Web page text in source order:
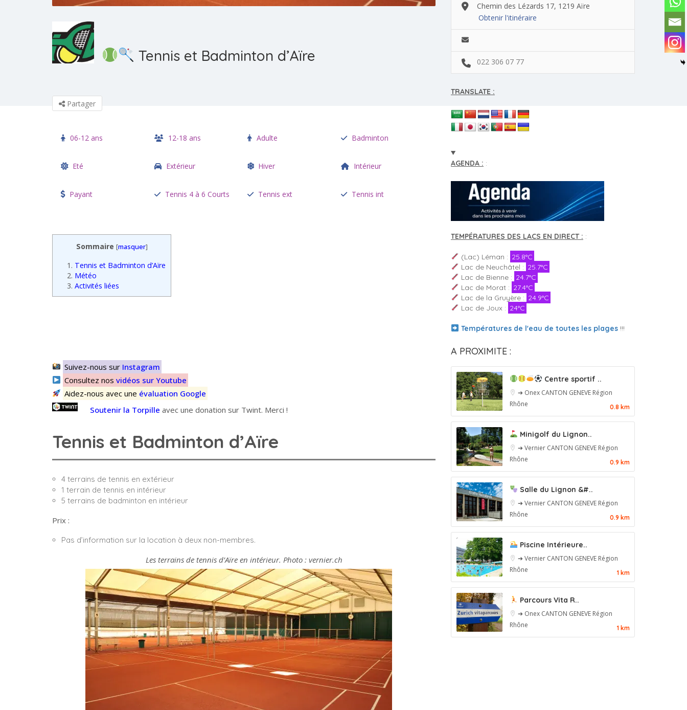
Tennis et Badminton d’Aïre
Partager
06-12 ans 12-18 ans Adulte Badminton
Eté Extérieur Hiver Intérieur
Payant Tennis 4 à 6 Courts Tennis ext Tennis int
Sommaire [masquer]
1. Tennis et Badminton d’Aïre
2. Météo
3. Activités liées
Suivez-nous sur Instagram
Consultez nosvidéos sur Youtube
Aidez-nous avec une évaluation Google
Soutenir la Torpille avec une donation sur Twint. Merci !
Tennis et Badminton d’Aïre
4 terrains de tennis en extérieur
1 terrain de tennis en intérieur
5 terrains de badminton en intérieur
Prix :
Pas d’information sur la location à deux non-membres.
Les terrains de tennis d’Aïre en intérieur. Photo : vernier.ch
Chemin des Lézards 17, 1219 Aïre
Obtenir l'itinéraire
022 306 07 77
TRANSLATE :
AGENDA : :
TEMPÉRATURES DES LACS EN DIRECT : :
(Lac) Léman : 25.8°C
Lac de Neuchâtel : 25.7°C
Lac de Bienne : 24.7°C
Lac de Morat : 27.4°C
Lac de la Gruyère : 24.9°C
Lac de Joux : 24°C
Températures de l'eau de toutes les plages!!!
A PROXIMITE :
Centre sportif ..
➔ Onex CANTON GENEVE Région
Rhône
0.8 km
Minigolf du Lignon..
➔ Vernier CANTON GENEVE Région
Rhône
0.9 km
Salle du Lignon &#..
➔ Vernier CANTON GENEVE Région
Rhône
0.9 km
Piscine Intérieure..
➔ Vernier CANTON GENEVE Région
Rhône
1 km
Parcours Vita R..
➔ Onex CANTON GENEVE Région
Rhône
1 km